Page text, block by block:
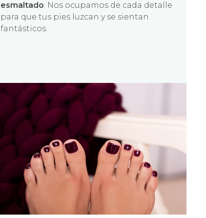
esmaltado. Nos ocupamos de cada detalle
para que tus pies luzcan y se sientan
fantásticos.